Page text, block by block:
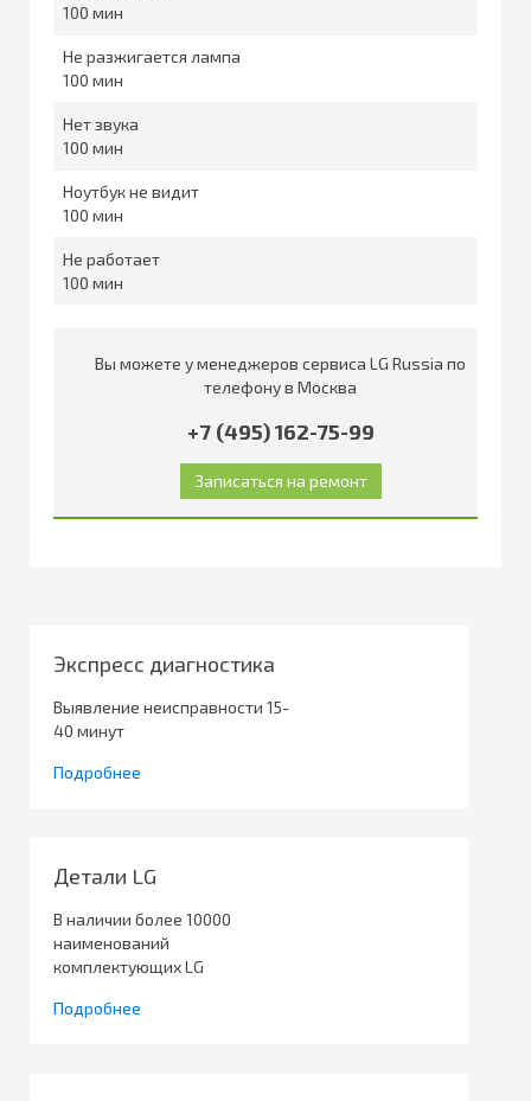
100
Не разжигается лампа
100
Нет звука
100
Ноутбук не видит
100
Не работает
100
Вы можете у менеджеров сервиса LG Russia по
телефону в Москва
+7 (495) 162-75-99
Экспресс диагностика
Выявление неисправности 15-
40 минут
Подробнее
Детали LG
В наличии более 10000
наименований
комплектующих LG
Подробнее